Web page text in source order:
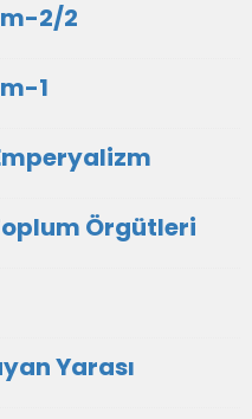
2/2
1
Örgütleri
Yarası